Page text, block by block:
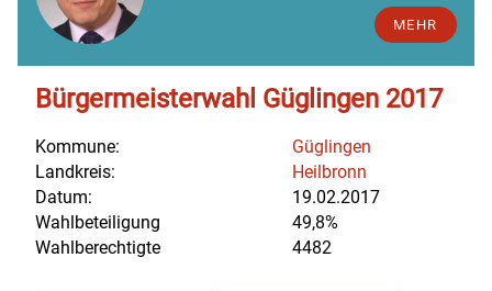
MEHR
Bürgermeisterwahl Güglingen 2017
Kommune:
Güglingen
Landkreis:
Heilbronn
Datum:
19.02.2017
Wahlbeteiligung
49,8%
Wahlberechtigte
4482